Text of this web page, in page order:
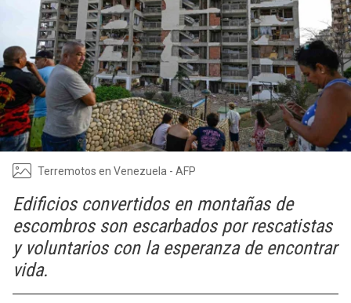
Terremotos en Venezuela - AFP
Edificios convertidos en montañas de
escombros son escarbados por rescatistas
y voluntarios con la esperanza de encontrar
vida.